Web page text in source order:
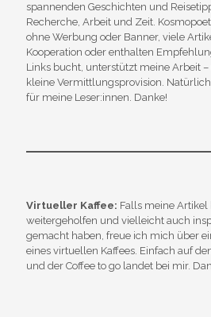
spannenden Geschichten und
Recherche, Arbeit und Zeit.
ohne Werbung oder Banner, viele
Kooperation oder enthalten
Links bucht, unterstützt meine Arbeit
kleine Vermittlungsprovision.
für meine Leser:innen. Danke!
Virtueller Kaffee: Falls meine Artikel
weitergeholfen und vielleicht auch
gemacht haben, freue ich mich über
eines virtuellen Kaffees. Einfach auf
und der Coffee to go landet bei mir.